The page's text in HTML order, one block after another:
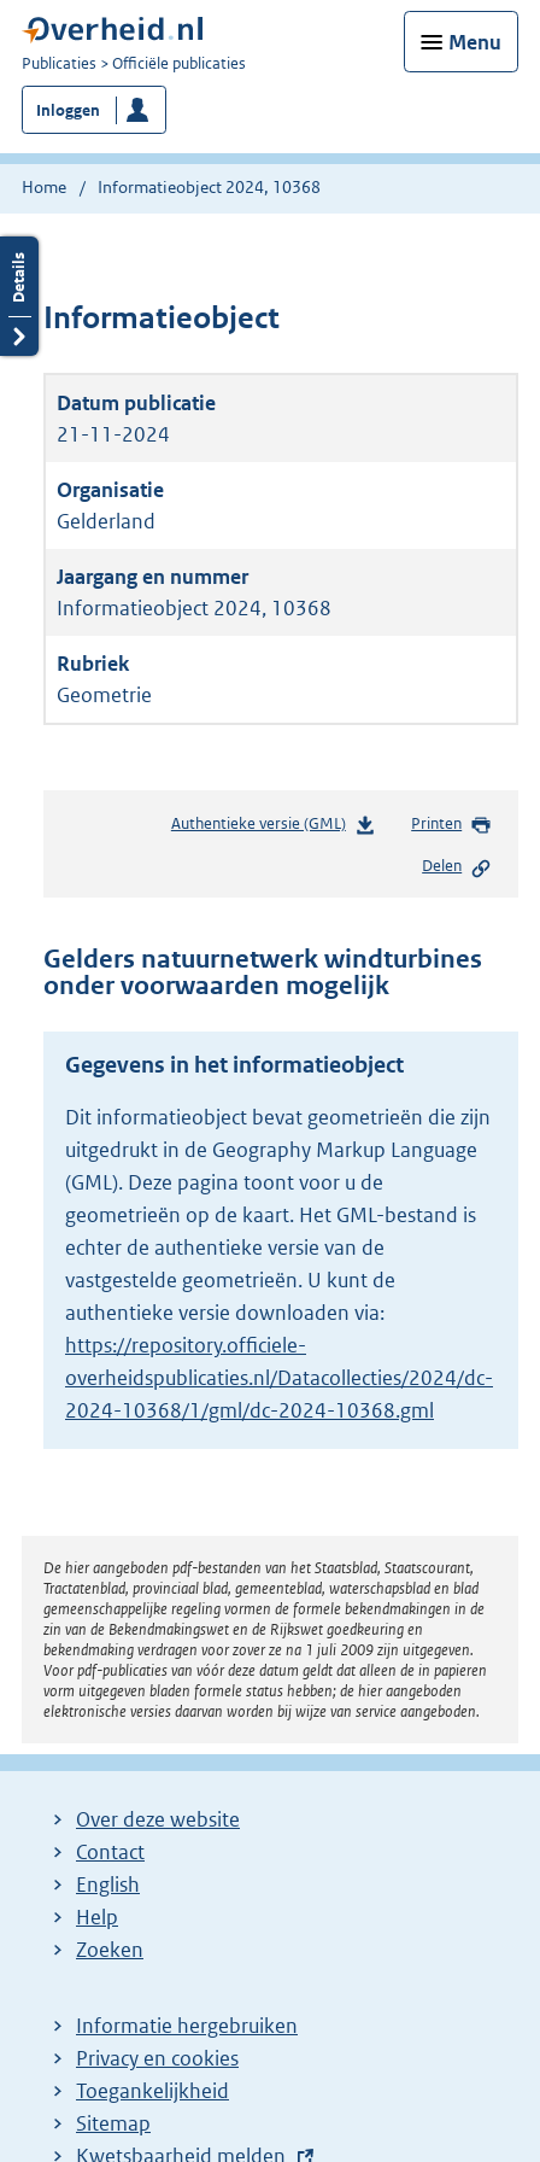
Menu
U
bent
nu
hier:
Publicaties Officiële publicaties
Inloggen
Home Informatieobject 2024, 10368
Informatieobject
21-11-2024
Gelderland
Informatieobject 2024, 10368
Geometrie
Authentieke versie (GML)b
n
s
o
t
t
e
:
1
,
2
M
Printen
Delen
Gelders natuurnetwerk windturbines
onder voorwaarden mogelijk
Gegevens in het informatieobject
Dit informatieobject bevat geometrieën die zijn
uitgedrukt in de Geography Markup Language
(GML). Deze pagina toont voor u de
geometrieën op de kaart. Het GML-bestand is
echter de authentieke versie van de
vastgestelde geometrieën. U kunt de
authentieke versie downloaden via:
https://repository.officiele-
overheidspublicaties.nl/Datacollecties/2024/dc-
2024-10368/1/gml/dc-2024-10368.gml
Disclaimer
De hier aangeboden pdf-bestanden van het Staatsblad, Staatscourant,
Tractatenblad, provinciaal blad, gemeenteblad, waterschapsblad en blad
gemeenschappelijke regeling vormen de formele bekendmakingen in de
zin van de Bekendmakingswet en de Rijkswet goedkeuring en
bekendmaking verdragen voor zover ze na 1 juli 2009 zijn uitgegeven.
Voor pdf-publicaties van vóór deze datum geldt dat alleen de in papieren
vorm uitgegeven bladen formele status hebben; de hier aangeboden
elektronische versies daarvan worden bij wijze van service aangeboden.
Over deze website
Contact
English
Help
Zoeken
Informatie hergebruiken
Privacy en cookies
Toegankelijkheid
Sitemap
E
Kwetsbaarheid melden